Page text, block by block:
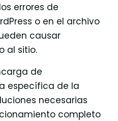
errores de
o en el archivo
causar
al sitio.
de
específica de la
necesarias
completo